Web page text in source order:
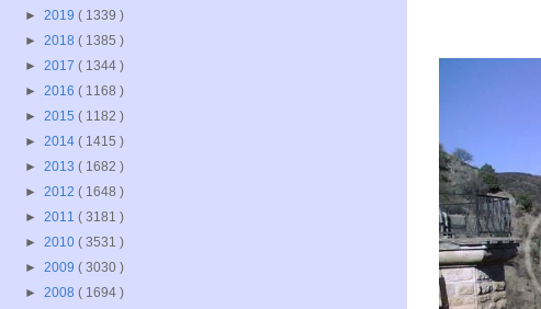
► 2019 ( 1339 )
► 2018 ( 1385 )
► 2017 ( 1344 )
► 2016 ( 1168 )
► 2015 ( 1182 )
► 2014 ( 1415 )
► 2013 ( 1682 )
► 2012 ( 1648 )
► 2011 ( 3181 )
► 2010 ( 3531 )
► 2009 ( 3030 )
► 2008 ( 1694 )